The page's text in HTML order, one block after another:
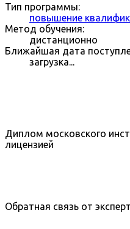
Тип программы:
повышение
Метод обучения:
дистанционно
Ближайшая дата
загрузка...
Диплом московского
лицензией
Обратная связь от